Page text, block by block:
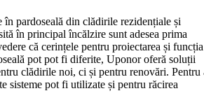
în pardoseală din clădirile rezidențiale și
în principal încălzire sunt adesea prima
că cerințele pentru proiectarea și funcția
pot pot fi diferite, Uponor oferă soluții
clădirile noi, ci și pentru renovări. Pentru
sisteme pot fi utilizate și pentru răcirea